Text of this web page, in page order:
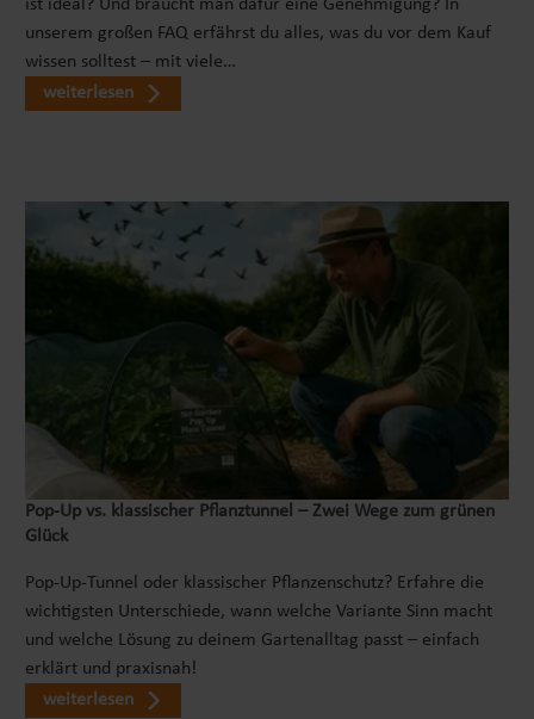
ist ideal? Und braucht man dafür eine Genehmigung? In
unserem großen FAQ erfährst du alles, was du vor dem Kauf
wissen solltest – mit viele…
weiterlesen
Pop‑Up vs. klassischer Pflanztunnel – Zwei Wege zum grünen
Glück
Pop-Up-Tunnel oder klassischer Pflanzenschutz? Erfahre die
wichtigsten Unterschiede, wann welche Variante Sinn macht
und welche Lösung zu deinem Gartenalltag passt – einfach
erklärt und praxisnah!
weiterlesen